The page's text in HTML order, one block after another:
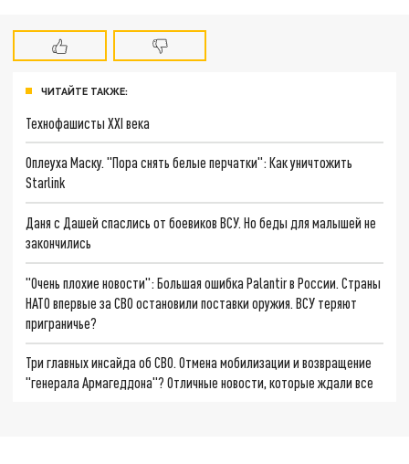
ЧИТАЙТЕ ТАКЖЕ:
Технофашисты XXI века
Оплеуха Маску. "Пора снять белые перчатки": Как уничтожить
Starlink
Даня с Дашей спаслись от боевиков ВСУ. Но беды для малышей не
закончились
"Очень плохие новости": Большая ошибка Palantir в России. Страны
НАТО впервые за СВО остановили поставки оружия. ВСУ теряют
приграничье?
Три главных инсайда об СВО. Отмена мобилизации и возвращение
"генерала Армагеддона"? Отличные новости, которые ждали все